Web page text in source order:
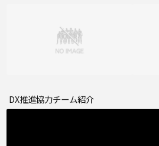
DX推進協力チーム紹介